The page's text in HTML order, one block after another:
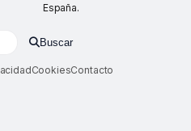
España.
o provincia
Buscar
CookiesContacto